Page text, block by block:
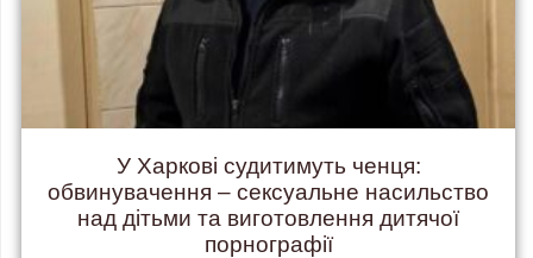
У Харкові судитимуть ченця:
обвинувачення – сексуальне насильство
над дітьми та виготовлення дитячої
порнографії